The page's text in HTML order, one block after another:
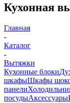
Кухонная
Главная
-
Каталог
-
Вытяжки
Кухонные блоки
шкафыШкафы
панели
посудыАксессуары